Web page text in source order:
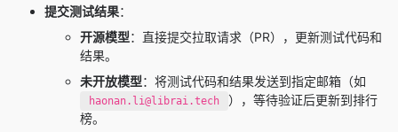
提交测试结果：
开源模型：直接提交拉取请求（PR），更新测试代码和
结果。
未开放模型：将测试代码和结果发送到指定邮箱（如
haonan.li@librai.tech
），等待验证后更新到排行
榜。